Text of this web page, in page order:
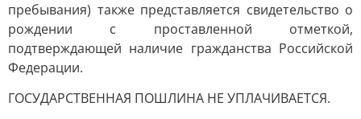
пребывания) также представляется свидетельство о
рождении с проставленной отметкой,
подтверждающей наличие гражданства Российской
Федерации.
ГОСУДАРСТВЕННАЯ ПОШЛИНА НЕ УПЛАЧИВАЕТСЯ.